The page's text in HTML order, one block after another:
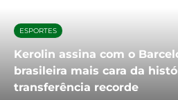
ESPORTES
Kerolin assina com o
brasileira mais cara da
transferência recorde